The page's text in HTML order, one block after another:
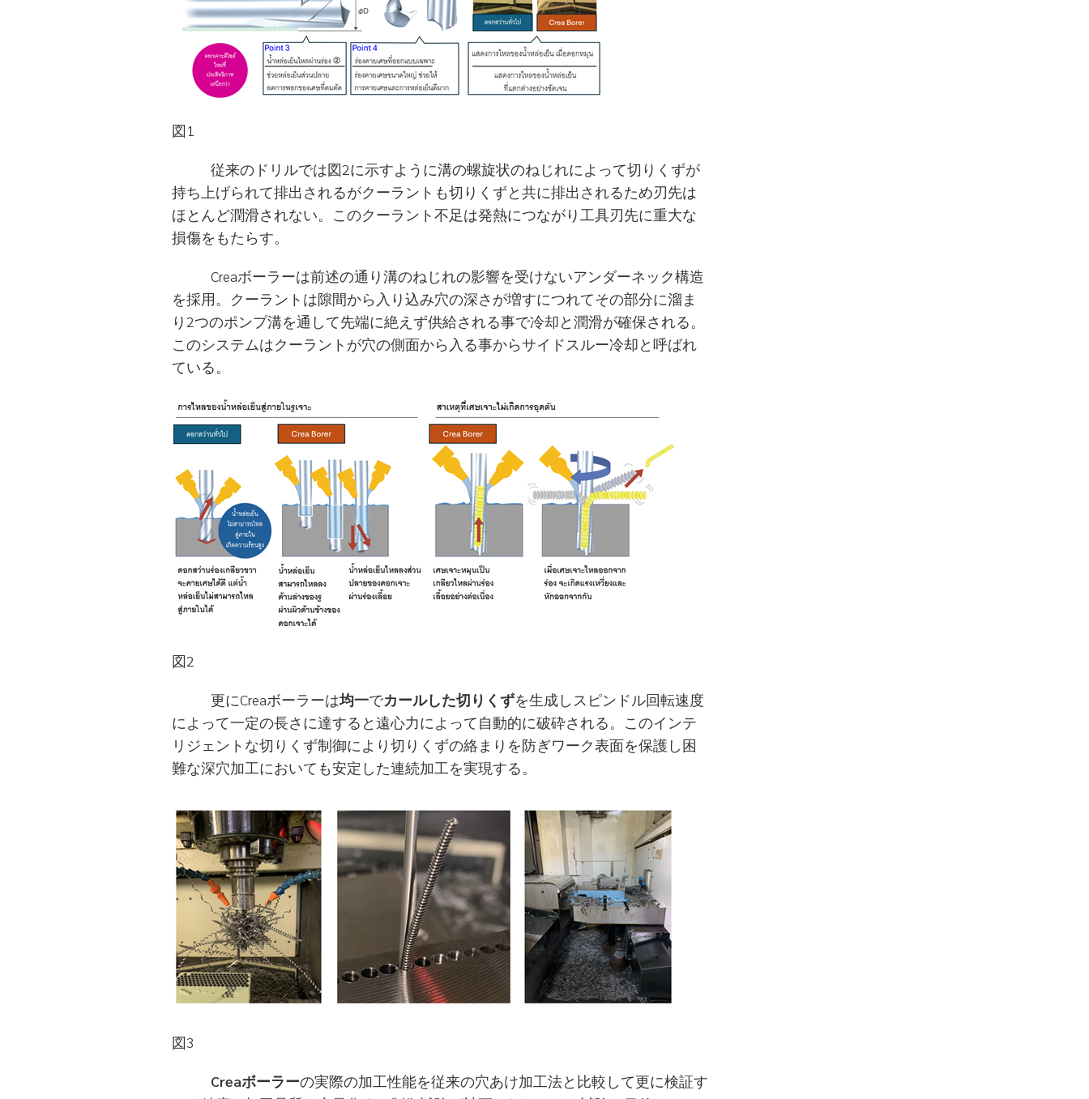
図1
従来のドリルでは図2に示すように溝の螺旋状のねじれによって切りくずが
持ち上げられて排出されるがクーラントも切りくずと共に排出されるため刃先は
ほとんど潤滑されない。このクーラント不足は発熱につながり工具刃先に重大な
損傷をもたらす。
Creaボーラーは前述の通り溝のねじれの影響を受けないアンダーネック構造
を採用。クーラントは隙間から入り込み穴の深さが増すにつれてその部分に溜ま
り2つのポンプ溝を通して先端に絶えず供給される事で冷却と潤滑が確保される。
このシステムはクーラントが穴の側面から入る事からサイドスルー冷却と呼ばれ
ている。
図2
更にCreaボーラーは均一でカールした切りくずを生成しスピンドル回転速度
によって一定の長さに達すると遠心力によって自動的に破砕される。このインテ
リジェントな切りくず制御により切りくずの絡まりを防ぎワーク表面を保護し困
難な深穴加工においても安定した連続加工を実現する。
図3
Creaボーラーの実際の加工性能を従来の穴あけ加工法と比較して更に検証す